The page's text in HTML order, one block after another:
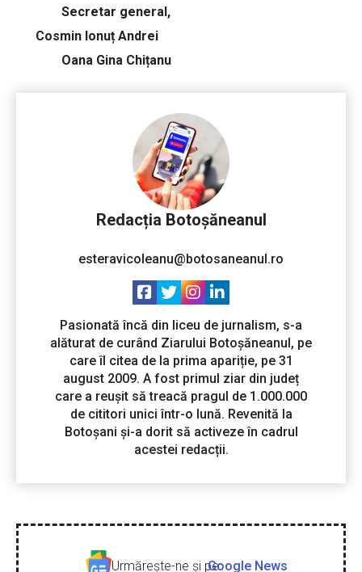
Secretar general,
Cosmin Ionuț Andrei
Oana Gina Chițanu
Redacția Botoșăneanul
esteravicoleanu@botosaneanul.ro
Pasionată încă din liceu de jurnalism, s-a
alăturat de curând Ziarului Botoșăneanul, pe
care îl citea de la prima apariție, pe 31
august 2009. A fost primul ziar din județ
care a reușit să treacă pragul de 1.000.000
de cititori unici într-o lună. Revenită la
Botoșani și-a dorit să activeze în cadrul
acestei redacții.
Urmăreşte-ne şi peGoogle News